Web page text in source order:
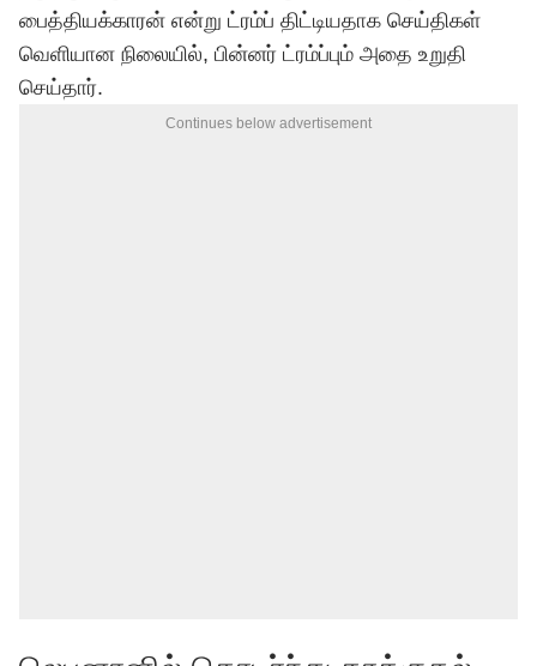
பைத்தியக்காரன் என்று ட்ரம்ப் திட்டியதாக செய்திகள்
வெளியான நிலையில், பின்னர் ட்ரம்ப்பும் அதை உறுதி
செய்தார்.
Continues below advertisement